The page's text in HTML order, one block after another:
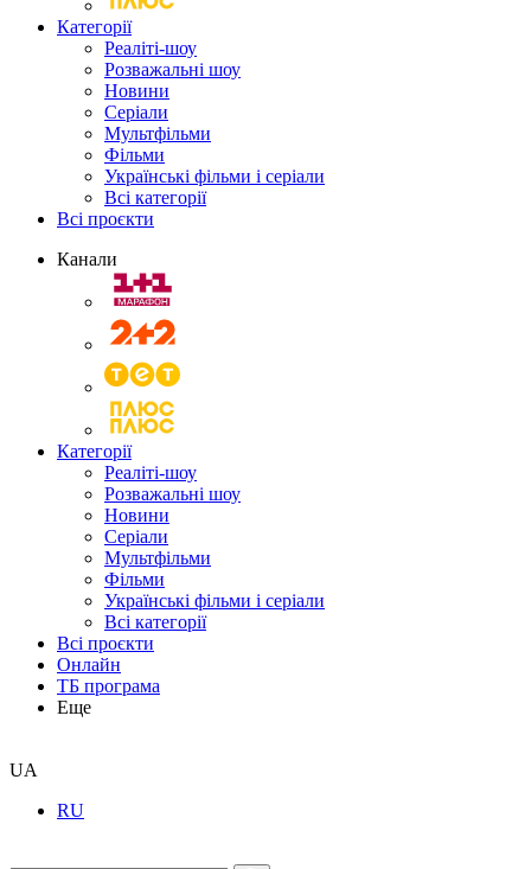
Категорії
Реаліті-шоу
Розважальні шоу
Новини
Серіали
Мультфільми
Фільми
Українські фільми і серіали
Всі категорії
Всі проєкти
Канали
Категорії
Реаліті-шоу
Розважальні шоу
Новини
Серіали
Мультфільми
Фільми
Українські фільми і серіали
Всі категорії
Всі проєкти
Онлайн
ТБ програма
Еще
UA
RU